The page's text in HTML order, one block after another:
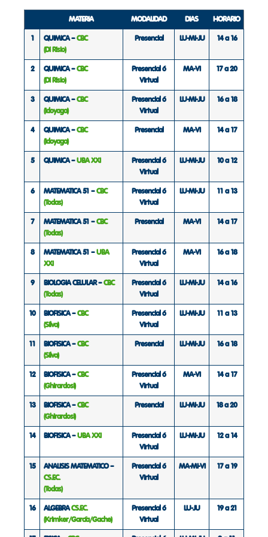
MATERIA MODALIDAD DIAS
HORARIO
1
QUIMICA –CBC
(Di Risio)
Presencial LU-MI-JU 14 a 16
2 QUIMICA –CBC
(Di Risio)
Presencial ó
Virtual
MA-VI 17 a 20
3 QUIMICA –CBC
(Idoyaga)
Presencial ó
Virtual
LU-MI-JU 16 a 18
4 QUIMICA –CBC
(Idoyaga)
Presencial MA-VI 14 a 17
5 QUIMICA –UBA XXI
Presencial ó
Virtual
LU-MI-JU 10 a 12
6 MATEMATICA 51 –CBC
(Todas)
Presencial ó
Virtual
LU-MI-JU 11 a 13
7 MATEMATICA 51 –CBC
(Todas)
Presencial MA-VI 14 a 17
8 MATEMATICA 51 –UBA
XXI
Presencial ó
Virtual
MA-VI 16 a 18
9 BIOLOGIA CELULAR –CBC
(Todas)
Presencial ó
Virtual
LU-MI-JU 14 a 16
10 BIOFISICA –CBC
(Silva)
Presencial ó
Virtual
LU-MI-JU 11 a 13
11 BIOFISICA –CBC
(Silva)
Presencial LU-MI-JU 16 a 18
12 BIOFISICA –CBC
(Ghirardosi)
Presencial ó
Virtual
MA-VI 14 a 17
13 BIOFISICA –CBC
(Ghirardosi)
Presencial LU-MI-JU 18 a 20
14 BIOFISICA –UBA XXI
Presencial ó
Virtual
LU-MI-JU 12 a 14
15
ANALISIS MATEMATICO –
CS.EC.
(Todas)
Presencial ó
Virtual
MA-MI-VI 17 a 19
16 ALGEBRACS.EC.
(Krimker/García/Gache)
Presencial ó
Virtual
LU-JU 19 a 21